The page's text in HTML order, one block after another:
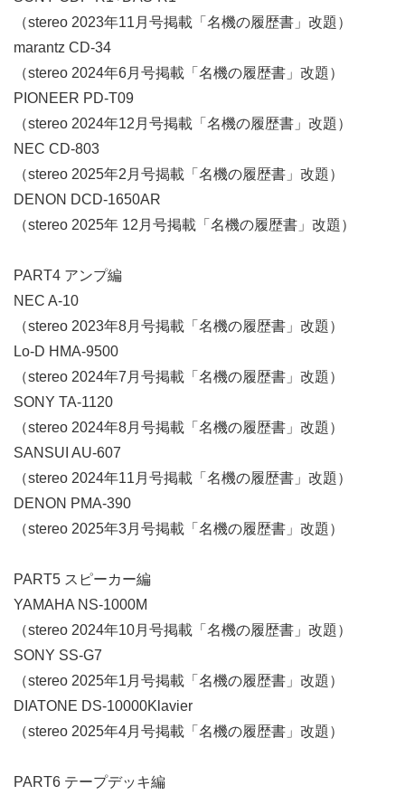
（stereo 2023年11月号掲載「名機の履歴書」改題）
marantz CD-34
（stereo 2024年6月号掲載「名機の履歴書」改題）
PIONEER PD-T09
（stereo 2024年12月号掲載「名機の履歴書」改題）
NEC CD-803
（stereo 2025年2月号揭載「名機の履歴書」改題）
DENON DCD-1650AR
（stereo 2025年 12月号掲載「名機の履歴書」改題）
PART4 アンプ編
NEC A-10
（stereo 2023年8月号掲載「名機の履歴書」改題）
Lo-D HMA-9500
（stereo 2024年7月号掲載「名機の履歴書」改題）
SONY TA-1120
（stereo 2024年8月号掲載「名機の履歴書」改題）
SANSUI AU-607
（stereo 2024年11月号掲載「名機の履歴書」改題）
DENON PMA-390
（stereo 2025年3月号掲載「名機の履歴書」改題）
PART5 スピーカー編
YAMAHA NS-1000M
（stereo 2024年10月号掲載「名機の履歴書」改題）
SONY SS-G7
（stereo 2025年1月号掲載「名機の履歴書」改題）
DIATONE DS-10000Klavier
（stereo 2025年4月号掲載「名機の履歴書」改題）
PART6 テープデッキ編